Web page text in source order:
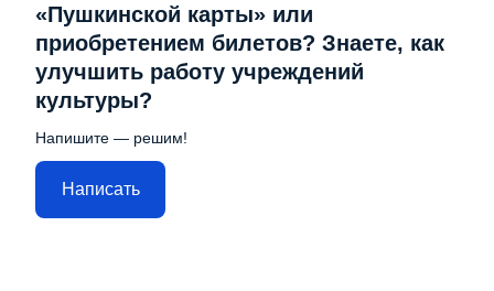
«Пушкинской карты» или
приобретением билетов? Знаете, как
улучшить работу учреждений
культуры?
Напишите — решим!
Написать